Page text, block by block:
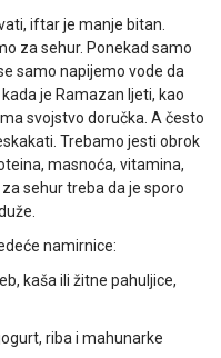
iftar je manje bitan.
za sehur. Ponekad samo
samo napijemo vode da
je Ramazan ljeti, kao
svojstvo doručka. A često
Trebamo jesti obrok
masnoća, vitamina,
sehur treba da je sporo
namirnice:
kaša ili žitne pahuljice,
riba i mahunarke